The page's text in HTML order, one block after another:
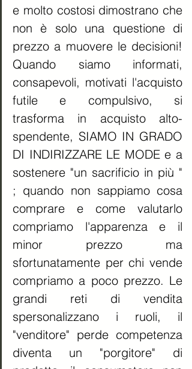
e molto costosi dimostrano che
non è solo una questione di
prezzo a muovere le decisioni!
Quando siamo informati,
consapevoli, motivati l'acquisto
futile e compulsivo, si
trasforma in acquisto alto-
spendente, SIAMO IN GRADO
DI INDIRIZZARE LE MODE e a
sostenere "un sacrificio in più "
; quando non sappiamo cosa
comprare e come valutarlo
compriamo l'apparenza e il
minor prezzo ma
sfortunatamente per chi vende
compriamo a poco prezzo. Le
grandi reti di vendita
spersonalizzano i ruoli, il
"venditore" perde competenza
diventa un "porgitore" di